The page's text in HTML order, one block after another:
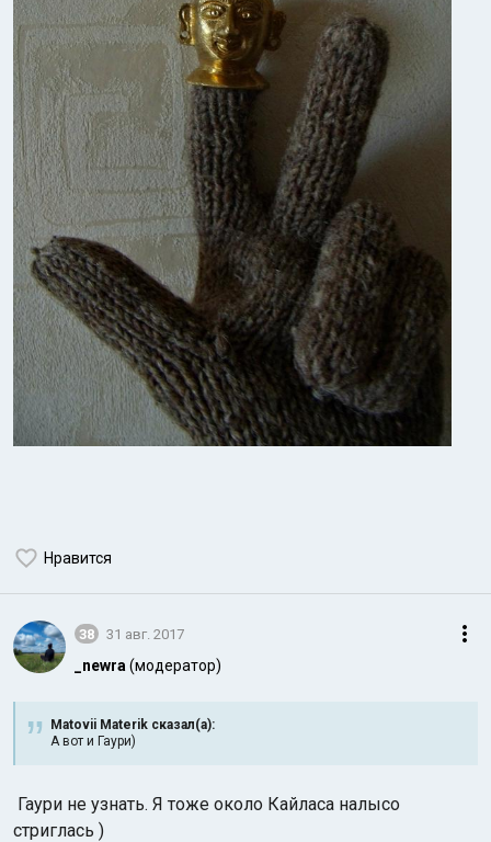
Нравится
38 31 авг. 2017
_newra (модератор)
Matovii Materik сказал(а):
А вот и Гаури)
Гаури не узнать. Я тоже около Кайласа налысо
стриглась )